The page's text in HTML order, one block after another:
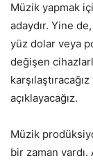
Müzik yapmak
adaydır. Yine
yüz dolar veya
değişen
açıklayacağız.
Müzik
bir zaman vardı.